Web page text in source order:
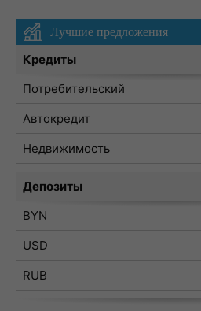
Лучшие предложения
Кредиты
Потребительский
Автокредит
Недвижимость
Депозиты
BYN
USD
RUB